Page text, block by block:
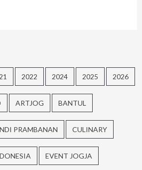
2022 2024 2025 2026
ARTJOG BANTUL
PRAMBANAN CULINARY
EVENT JOGJA